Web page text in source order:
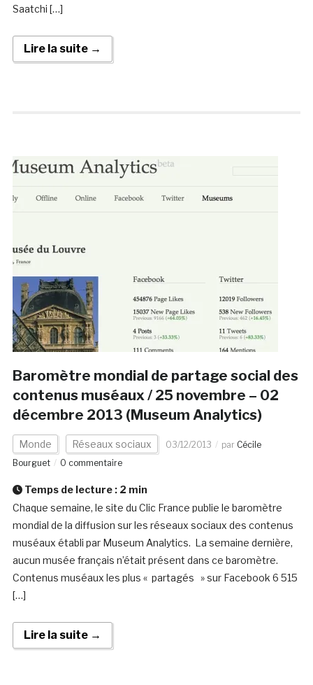
Saatchi […]
Lire la suite →
Baromètre mondial de partage social des
contenus muséaux / 25 novembre – 02
décembre 2013 (Museum Analytics)
Monde Réseaux sociaux 03/12/2013 par Cécile
Bourguet
0 commentaire
Temps de lecture : 2 min
Chaque semaine, le site du Clic France publie le baromètre
mondial de la diffusion sur les réseaux sociaux des contenus
muséaux établi par Museum Analytics. La semaine dernière,
aucun musée français n’était présent dans ce baromètre.
Contenus muséaux les plus « partagés » sur Facebook 6 515
[…]
Lire la suite →